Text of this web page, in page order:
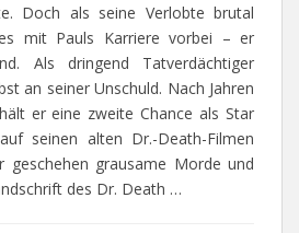
Doch als seine Verlobte brutal
mit Pauls Karriere vorbei – er
Als dringend Tatverdächtiger
an seiner Unschuld. Nach Jahren
er eine zweite Chance als Star
seinen alten Dr.-Death-Filmen
geschehen grausame Morde und
des Dr. Death …